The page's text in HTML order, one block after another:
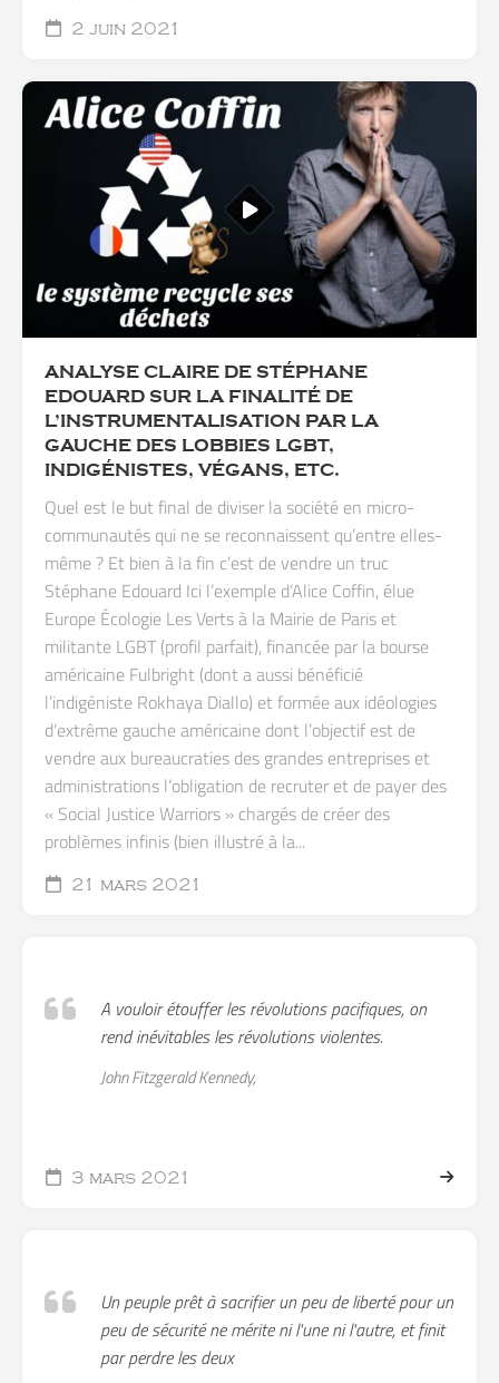
2 juin 2021
ANALYSE CLAIRE DE STÉPHANE
EDOUARD SUR LA FINALITÉ DE
L’INSTRUMENTALISATION PAR LA
GAUCHE DES LOBBIES LGBT,
INDIGÉNISTES, VÉGANS, ETC.
Quel est le but final de diviser la société en micro-
communautés qui ne se reconnaissent qu’entre elles-
même ? Et bien à la fin c’est de vendre un truc
Stéphane Edouard Ici l’exemple d’Alice Coffin, élue
Europe Écologie Les Verts à la Mairie de Paris et
militante LGBT (profil parfait), financée par la bourse
américaine Fulbright (dont a aussi bénéficié
l’indigéniste Rokhaya Diallo) et formée aux idéologies
d’extrême gauche américaine dont l’objectif est de
vendre aux bureaucraties des grandes entreprises et
administrations l’obligation de recruter et de payer des
« Social Justice Warriors » chargés de créer des
problèmes infinis (bien illustré à la...
21 mars 2021
A vouloir étouffer les révolutions pacifiques, on
rend inévitables les révolutions violentes.
John Fitzgerald Kennedy,
3 mars 2021
Un peuple prêt à sacrifier un peu de liberté pour un
peu de sécurité ne mérite ni l'une ni l'autre, et finit
par perdre les deux